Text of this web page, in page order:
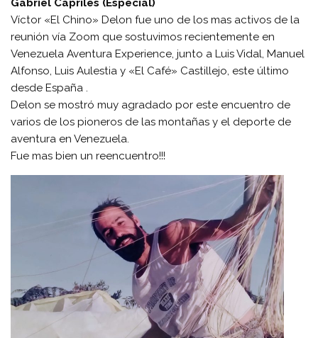
Víctor «El Chino» Delon fue uno de los mas activos de la
reunión vía Zoom que sostuvimos recientemente en
Venezuela Aventura Experience, junto a Luis Vidal, Manuel
Alfonso, Luis Aulestia y «El Café» Castillejo, este último
desde España .
Delon se mostró muy agradado por este encuentro de
varios de los pioneros de las montañas y el deporte de
aventura en Venezuela.
Fue mas bien un reencuentro!!!